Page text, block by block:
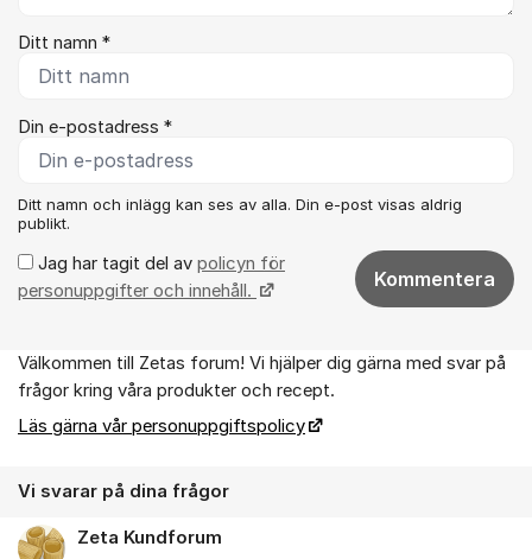
Ditt namn *
Din e-postadress *
Ditt namn och inlägg kan ses av alla. Din e-post visas aldrig
publikt.
Jag har tagit del av policyn för
personuppgifter och innehåll.
Kommentera
Om forumet
Välkommen till Zetas forum! Vi hjälper dig gärna med svar på
frågor kring våra produkter och recept.
Läs gärna vår personuppgiftspolicy
Vi svarar på dina frågor
Zeta Kundforum